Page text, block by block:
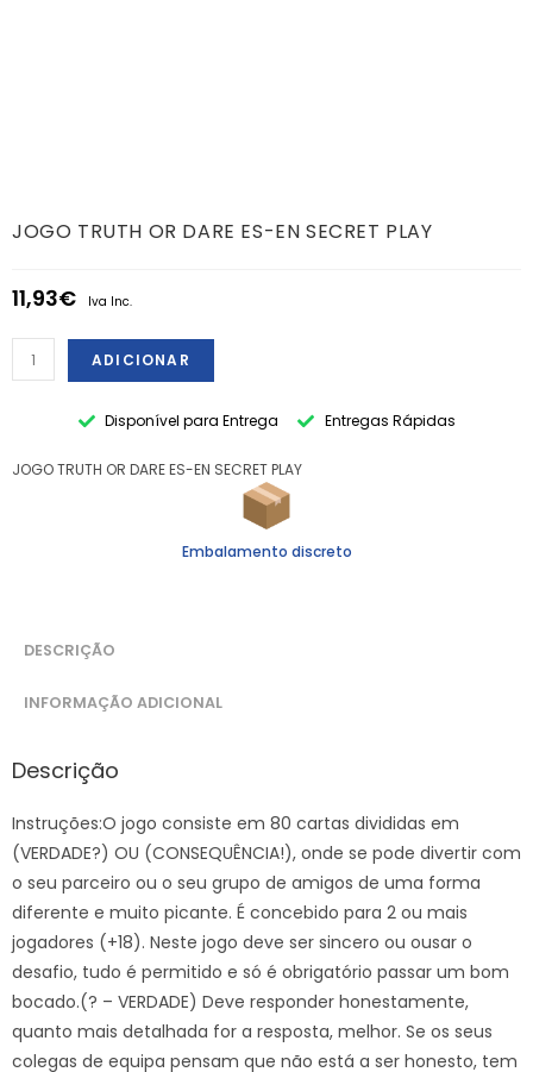
JOGO TRUTH OR DARE ES-EN SECRET PLAY
11,93€ Iva Inc.
ADICIONAR
Disponível para Entrega Entregas Rápidas
JOGO TRUTH OR DARE ES-EN SECRET PLAY
Embalamento discreto
DESCRIÇÃO
INFORMAÇÃO ADICIONAL
Descrição
Instruções:O jogo consiste em 80 cartas divididas em
(VERDADE?) OU (CONSEQUÊNCIA!), onde se pode divertir com
o seu parceiro ou o seu grupo de amigos de uma forma
diferente e muito picante. É concebido para 2 ou mais
jogadores (+18). Neste jogo deve ser sincero ou ousar o
desafio, tudo é permitido e só é obrigatório passar um bom
bocado.(? – VERDADE) Deve responder honestamente,
quanto mais detalhada for a resposta, melhor. Se os seus
colegas de equipa pensam que não está a ser honesto, tem